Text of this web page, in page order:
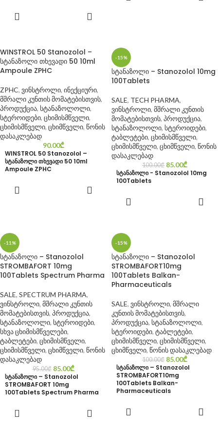
WINSTROL 50 Stanozolol –
სტანაზოლი თხევადი 50 10ml
Ampoule ZPHC
ZPHC, ვინსტროლი, ინექციური,
მშრალი კუნთის მომატებისთვის,
პროდუქცია, სტანაზოლოლი,
სტეროიდები, ცხიმისმწველი,
ცხიმისმწველი, ცხიმწველი, წონის
დასაკლებად
90.00₾
WINSTROL 50 Stanozolol –
სტანაზოლი თხევადი 50 10ml
Ampoule ZPHC
-15%
სტანაზოლი – Stanozolol 10mg
100Tablets
SALE, TECH PHARMA,
ვინსტროლი, მშრალი კუნთის
მომატებისთვის, პროდუქცია,
სტანაზოლოლი, სტეროიდები,
ტაბლეტები, ცხიმისმწველი,
ცხიმისმწველი, ცხიმწველი, წონის
დასაკლებად
100.00₾ 85.00₾
სტანაზოლი - Stanozolol 10mg
100Tablets
-11%
სტანაზოლი – Stanozolol
STROMBAFORT 10mg
100Tablets Spectrum Pharma
SALE, SPECTRUM PHARMA,
ვინსტროლი, მშრალი კუნთის
მომატებისთვის, პროდუქცია,
სტანაზოლოლი, სტეროიდები,
სხვა ცხიმისმწველები,
ტაბლეტები, ცხიმისმწველი,
ცხიმისმწველი, ცხიმწველი, წონის
დასაკლებად
95.00₾ 85.00₾
სტანაზოლი – Stanozolol
STROMBAFORT 10mg
100Tablets Spectrum Pharma
-15%
სტანაზოლი – Stanozolol
STROMBAFORT10mg
100Tablets Balkan-
Pharmaceuticals
SALE, ვინსტროლი, მშრალი
კუნთის მომატებისთვის,
პროდუქცია, სტანაზოლოლი,
სტეროიდები, ტაბლეტები,
ცხიმისმწველი, ცხიმისმწველი,
ცხიმწველი, წონის დასაკლებად
100.00₾ 85.00₾
სტანაზოლი – Stanozolol
STROMBAFORT10mg
100Tablets Balkan-
Pharmaceuticals